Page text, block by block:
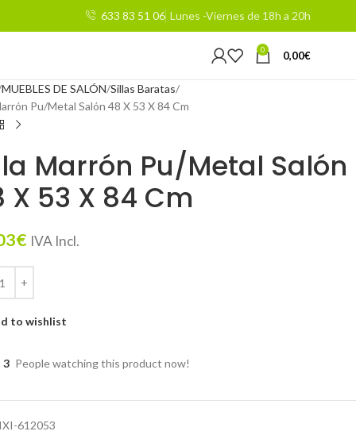
633 83 51 06 Lunes -Viernes de 18h a 20h
0 0,00€
MUEBLES DE SALÓN Sillas Baratas
Pu/Metal Salón 48 X 53 X 84 Cm
Marrón Pu/Metal Salón
X 53 X 84 Cm
€ IVA Incl.
to wishlist
3 People watching this product now!
612053